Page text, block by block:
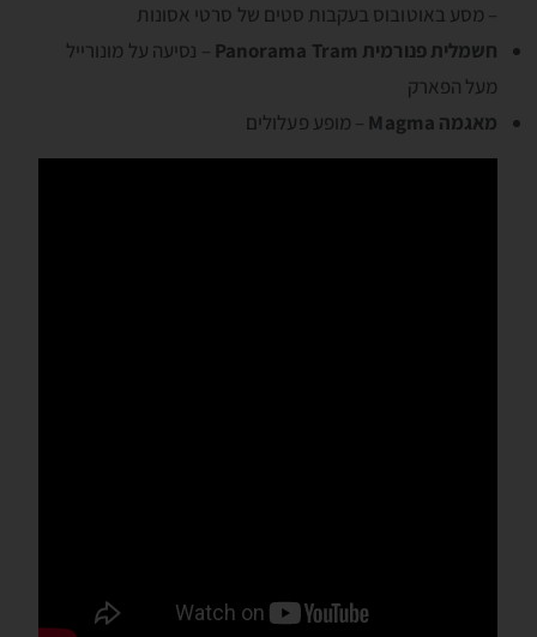
– מסע באוטובוס בעקבות סטים של סרטי אסונות
חשמלית פנורמית Panorama Tram
– נסיעה על מונורייל
מעל הפארק
מאגמה Magma
– מופע פעלולים